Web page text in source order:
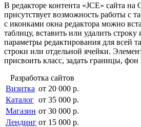
В редакторе контента «JCE» сайта на
присутствует возможность работы с
с иконками окна редактора можно
таблицу, вставить или удалить строку
параметры редактирования для всей
строки или отдельной ячейки.
присвоить класс, задать границы,
Разработка сайтов
Визитка от 20 000 р.
Каталог от 35 000 р.
Магазин от 30 000 р.
Лендинг от 15 000 р.